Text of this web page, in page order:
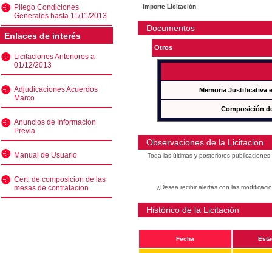
Pliego Condiciones
Generales hasta 11/11/2013
Enlaces de interés
Licitaciones Anteriores a
01/12/2013
Adjudicaciones Acuerdos
Marco
Anuncios de Informacion
Previa
Manual de Usuario
Cert. de composicion de las
mesas de contratacion
Importe Licitación
Documentos
Otros
Memoria Justificativa
Composición
Observaciones de la Licitacion
Toda las últimas y posteriores
¿Desea recibir alertas con las
Histórico de la Licitación
Fecha